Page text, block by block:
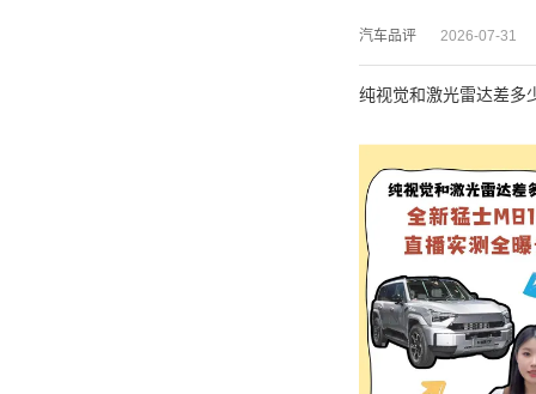
汽车品评 2026-07-31
纯视觉和激光雷达差多